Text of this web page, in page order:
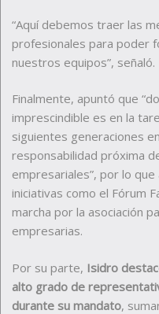
“Aquí debemos traer las
profesionales para poder
nuestros equipos”, señaló.
Finalmente, apuntó que
imprescindible es en la
siguientes generaciones
responsabilidad próxima
empresariales”, por lo
iniciativas como el Fórum
marcha por la asociación
empresarias.
Por su parte, Isidro
alto grado de
durante su mandato,